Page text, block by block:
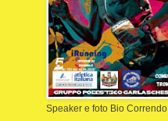
Speaker e foto Bio Correndo